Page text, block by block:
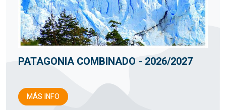
PATAGONIA COMBINADO - 2026/2027
MÁS INFO